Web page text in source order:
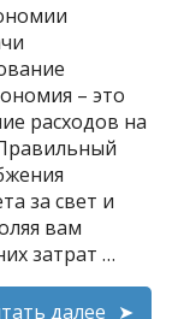
– это
расходов на
за свет и
вам
затрат …
далее